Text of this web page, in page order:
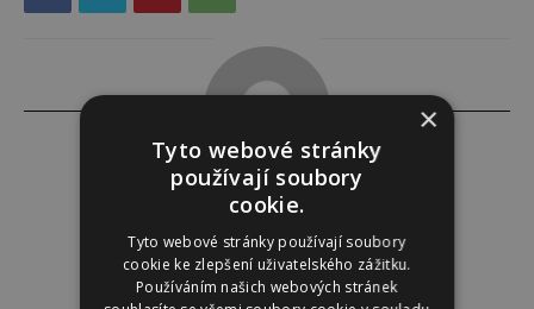
Alena Babuková
×
Tyto webové stránky
používají soubory
cookie.
Tyto webové stránky používají soubory
cookie ke zlepšení uživatelského zážitku.
Používáním našich webových stránek